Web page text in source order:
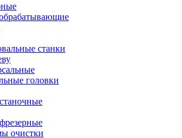
станки
головки
очистки